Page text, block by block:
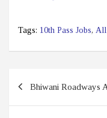
Tags: 10th Pass Jobs, All
Bhiwani Roadways